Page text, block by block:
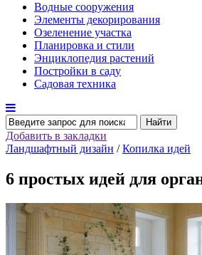
Водные сооружения
Элементы декорирования
Озеленение участка
Планировка и стили
Энциклопедия растений
Постройки в саду
Садовая техника
Найти
Добавить в закладки
Ландшафтный дизайн / Копилка идей
6 простых идей для